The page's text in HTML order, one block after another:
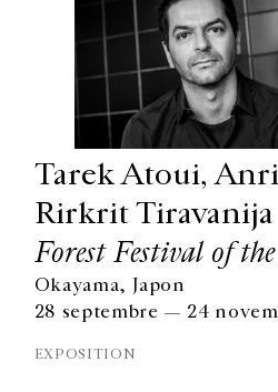
Tarek Atoui, Anri
Rirkrit Tiravanija
Forest Festival of
Okayama, Japon
28 septembre — 24
EXPOSITION